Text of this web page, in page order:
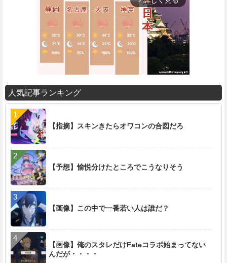
M
人気記事ランキング
【指摘】スキンきたらオワコンの合図だろ
【予想】愉悦分けたところでこうなりそう
【画像】この中で一番若い人は誰だ？
【画像】俺のスタレだけFateコラボ始まってない
んだが・・・・